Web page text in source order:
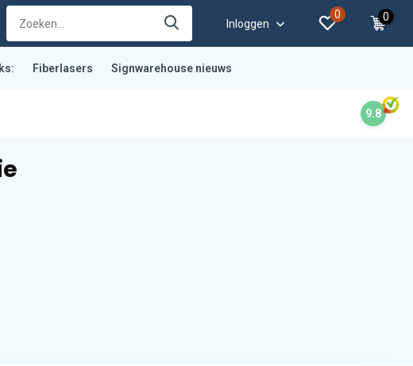
Inloggen
0 0
Fiberlasers Signwarehouse nieuws
9.8